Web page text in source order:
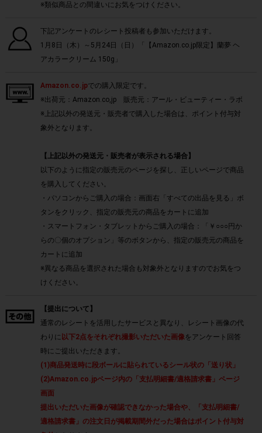
※類似商品との間違いにお気をつけください。
下記アンケートのレシート投稿者も参加いただけます。
1月8日（木）～5月24日（日）「【Amazon.co.jp限定】蘭夢 ヘ
アカラークリーム 150g」
Amazon.co.jpでの購入限定です。
※出荷元：Amazon.co,jp 販売元：アール・ビューティー・ラボ
※上記以外の発送元・販売者で購入した場合は、ポイント付与対
象外となります。
【上記以外の発送元・販売者が表示される場合】
以下のように指定の販売元のページを探し、正しいページで商品
を購入してください。
・パソコンからご購入の場合：画面右「すべての出品を見る」ボ
タンをクリック、指定の販売元の商品をカートに追加
・スマートフォン・タブレットからご購入の場合：「￥○○○円か
らの〇個のオプション」等のボタンから、指定の販売元の商品を
カートに追加
※異なる商品を選択された場合も対象外となりますのでお気をつ
けください。
【提出について】
通常のレシートを活用したサービスと異なり、レシート画像の代
わりに 以下2点をそれぞれ撮影いただいた画像をアンケート回答
時にご提出いただきます。
(1)商品発送時に段ボールに貼られているシール状の「送り状」
(2)Amazon.co.jpページ内の「支払明細書/適格請求書」ページ
画面
提出いただいた画像が確認できなかった場合や、「支払明細書/
適格請求書」の注文日が掲載期間外だった場合はポイント付与対